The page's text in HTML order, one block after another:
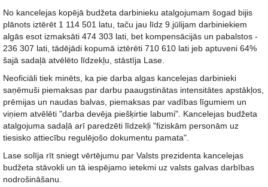
No kancelejas kopējā budžeta darbinieku atalgojumam šogad bijis
plānots iztērēt 1 114 501 latu, taču jau līdz 9.jūlijam darbiniekiem
algās esot izmaksāti 474 303 lati, bet kompensācijās un pabalstos -
236 307 lati, tādējādi kopumā iztērēti 710 610 lati jeb aptuveni 64%
šajā sadaļā atvēlēto līdzekļu, stāstīja Lase.
Neoficiāli tiek minēts, ka pie darba algas kancelejas darbinieki
saņēmuši piemaksas par darbu paaugstinātas intensitātes apstākļos,
prēmijas un naudas balvas, piemaksas par vadības līgumiem un
viņiem atvēlēti "darba devēja piešķirtie labumi". Kancelejas budžeta
atalgojuma sadaļā arī paredzēti līdzekļi "fiziskām personām uz
tiesisko attiecību regulējošo dokumentu pamata".
Lase solīja rīt sniegt vērtējumu par Valsts prezidenta kancelejas
budžeta stāvokli un tā iespējamo ietekmi uz valsts galvas darbības
nodrošināšanu.